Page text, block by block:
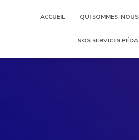
ACCUEIL QUI SOMMES-
NOS SERVICES